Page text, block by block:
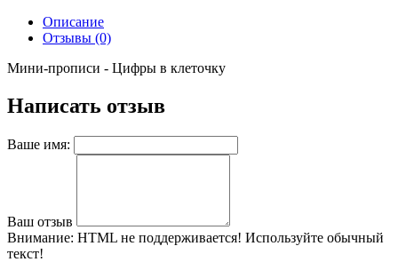
Описание
Отзывы (0)
Мини-прописи - Цифры в клеточку
Написать отзыв
Ваше имя:
Ваш отзыв
Внимание: HTML не поддерживается! Используйте обычный
текст!